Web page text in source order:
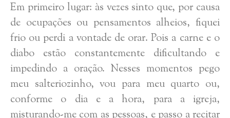
Em primeiro lugar: às vezes sinto que, por causa
de ocupações ou pensamentos alheios, fiquei
frio ou perdi a vontade de orar. Pois a carne e o
diabo estão constantemente dificultando e
impedindo a oração. Nesses momentos pego
meu salteriozinho, vou para meu quarto ou,
conforme o dia e a hora, para a igreja,